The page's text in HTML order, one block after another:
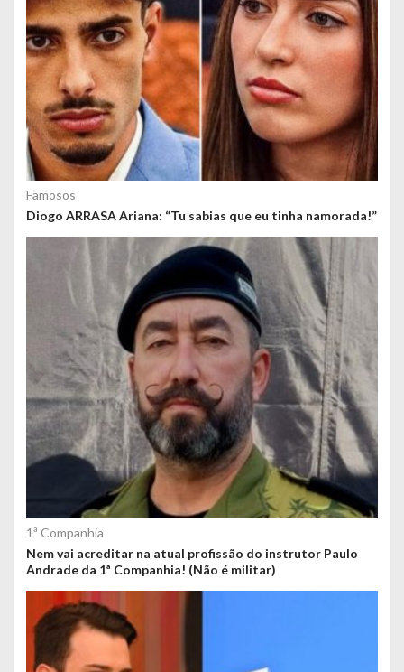
Famosos
Diogo ARRASA Ariana: “Tu sabias que eu tinha namorada!”
1ª Companhia
Nem vai acreditar na atual profissão do instrutor Paulo
Andrade da 1ª Companhia! (Não é militar)